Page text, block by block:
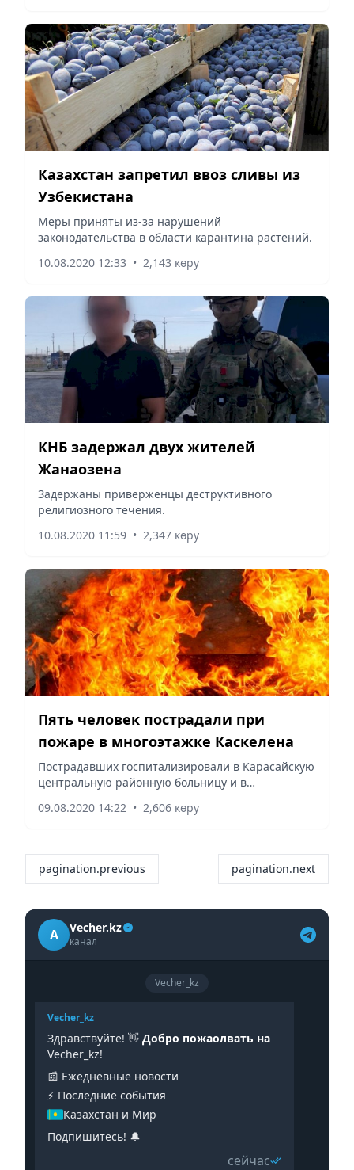
Казахстан запретил ввоз сливы из
Узбекистана
Меры приняты из-за нарушений
законодательства в области карантина растений.
10.08.2020 12:33 • 2,143 көру
КНБ задержал двух жителей
Жанаозена
Задержаны приверженцы деструктивного
религиозного течения.
10.08.2020 11:59 • 2,347 көру
Пять человек пострадали при
пожаре в многоэтажке Каскелена
Пострадавших госпитализировали в Карасайскую
центральную районную больницу и в
09.08.2020 14:22 • 2,606 көру
pagination.previous pagination.next
A Vecher.kz
канал
Vecher_kz
Vecher_kz
Здравствуйте! 👋 Добро пожаолвать на
Vecher_kz!
📰 Ежедневные новости
⚡️ Последние события
Казахстан и Мир
Подпишитесь! 🔔
сейчас